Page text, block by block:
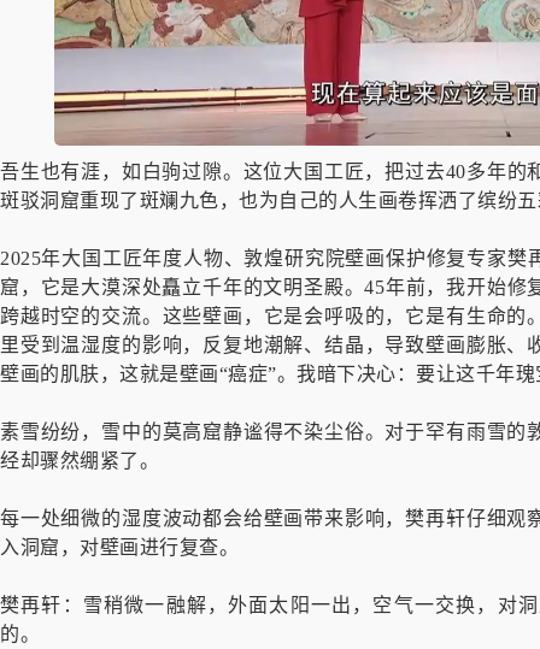
吾生也有涯，如白驹过隙。这位大国工匠，把过去40多年
斑驳洞窟重现了斑斓九色，也为自己的人生画卷挥洒了缤纷
2025年大国工匠年度人物、敦煌研究院壁画保护修复专家
窟，它是大漠深处矗立千年的文明圣殿。45年前，我开始
跨越时空的交流。这些壁画，它是会呼吸的，它是有生命
里受到温湿度的影响，反复地潮解、结晶，导致壁画膨胀
壁画的肌肤，这就是壁画“癌症”。我暗下决心：要让这千年
素雪纷纷，雪中的莫高窟静谧得不染尘俗。对于罕有雨雪
经却骤然绷紧了。
每一处细微的湿度波动都会给壁画带来影响，樊再轩仔细
入洞窟，对壁画进行复查。
樊再轩：雪稍微一融解，外面太阳一出，空气一交换，对
的。